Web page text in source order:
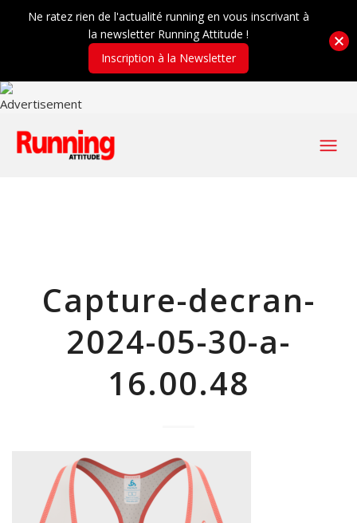
Capture-decran-
2024-05-30-a-
16.00.48
Ne ratez rien de l'actualité running en vous inscrivant à
la newsletter Running Attitude !
Inscription à la Newsletter